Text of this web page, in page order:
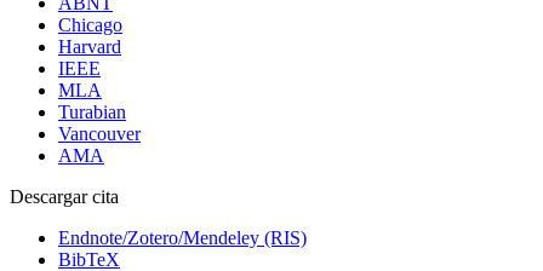
Chicago
Harvard
IEEE
MLA
Turabian
Vancouver
AMA
Descargar cita
Endnote/Zotero/Mendeley (RIS)
BibTeX